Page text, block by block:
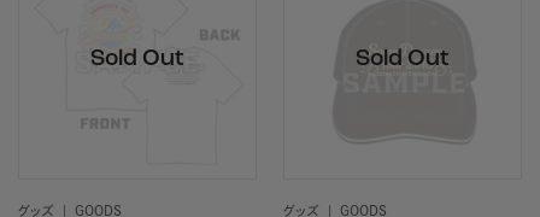
グッズ GOODS グッズ GOODS